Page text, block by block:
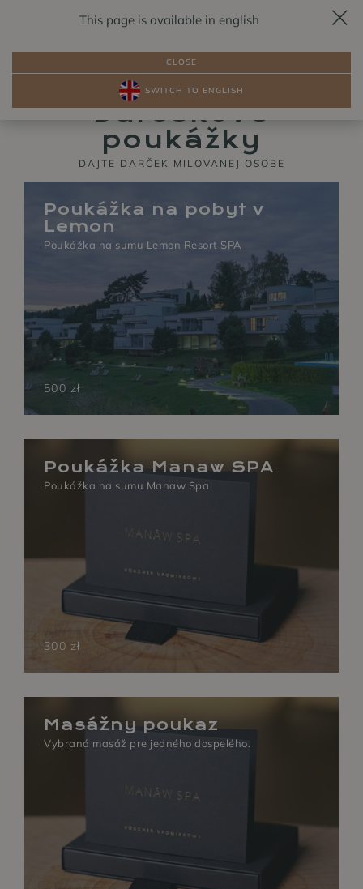
BALÍKY IZBY PRI JAZERE
Darčekové
poukážky
DAJTE DARČEK MILOVANEJ OSOBE
Poukážka na pobyt v
Lemon
Poukážka na sumu Lemon Resort SPA
500 zł
Poukážka Manaw SPA
Poukážka na sumu Manaw Spa
300 zł
Masážny poukaz
Vybraná masáž pre jedného dospelého.
This page is available in english
CLOSE
SWITCH TO ENGLISH